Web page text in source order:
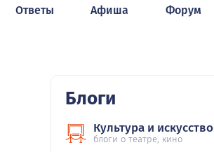
Ответы Афиша Форум
Блоги
Культура и искусство
блоги о театре, кино